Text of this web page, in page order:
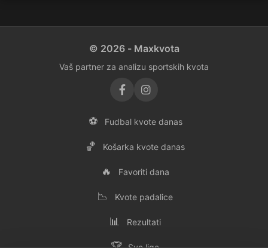
© 2026 - Maxkvota
Vaš partner za analizu sportskih kvota
⚽ Fudbal kvote danas
🏀 Košarka kvote danas
🔥 Favoriti dana
📉 Kvote padalice
📊 Rezultati